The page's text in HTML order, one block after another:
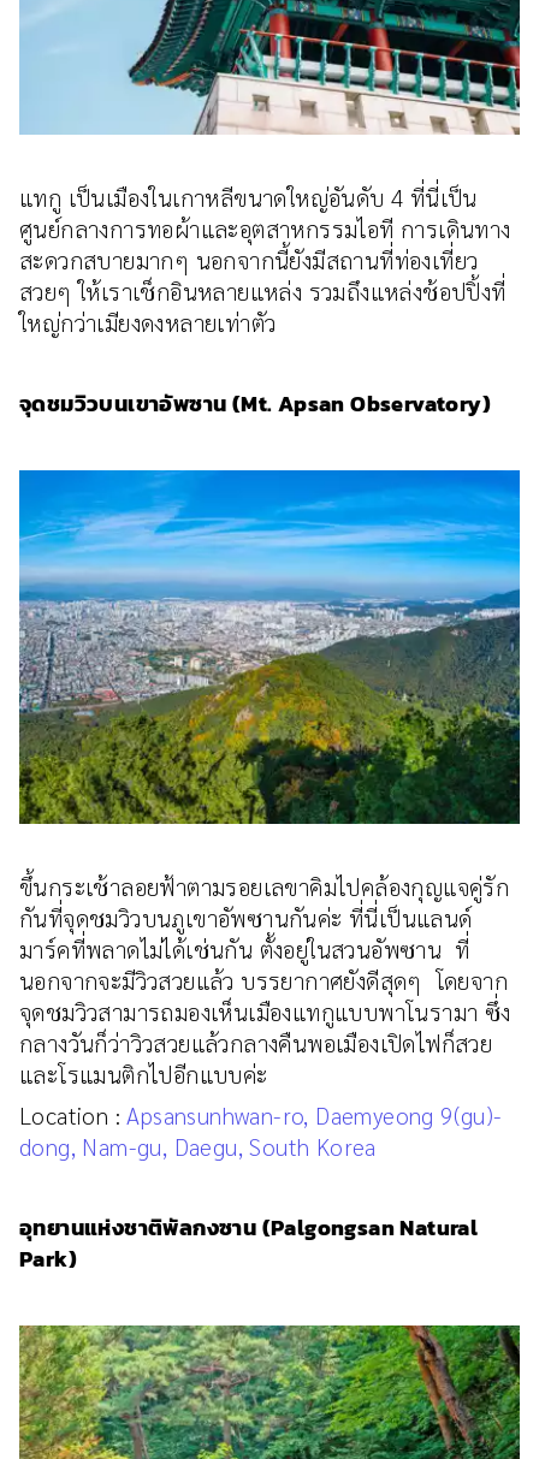
แทกู เป็นเมืองในเกาหลีขนาดใหญ่อันดับ 4 ที่นี่เป็น
ศูนย์กลางการทอผ้าและอุตสาหกรรมไอที การเดินทาง
สะดวกสบายมากๆ นอกจากนี้ยังมีสถานที่ท่องเที่ยว
สวยๆ ให้เราเช็กอินหลายแหล่ง รวมถึงแหล่งช้อปปิ้งที่
ใหญ่กว่าเมียงดงหลายเท่าตัว
จุดชมวิวบนเขาอัพซาน (Mt. Apsan Observatory)
ขึ้นกระเช้าลอยฟ้าตามรอยเลขาคิมไปคล้องกุญแจคู่รัก
กันที่จุดชมวิวบนภูเขาอัพซานกันค่ะ ที่นี่เป็นแลนด์
มาร์คที่พลาดไม่ได้เช่นกัน ตั้งอยู่ในสวนอัพซาน ที่
นอกจากจะมีวิวสวยแล้ว บรรยากาศยังดีสุดๆ โดยจาก
จุดชมวิวสามารถมองเห็นเมืองแทกูแบบพาโนรามา ซึ่ง
กลางวันก็ว่าวิวสวยแล้วกลางคืนพอเมืองเปิดไฟก็สวย
และโรแมนติกไปอีกแบบค่ะ
Location : Apsansunhwan-ro, Daemyeong 9(gu)-
dong, Nam-gu, Daegu, South Korea
อุทยานแห่งชาติพัลกงซาน (Palgongsan Natural
Park)